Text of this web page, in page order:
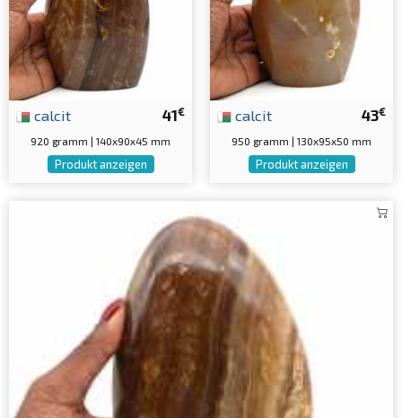
41€
calcit
920 gramm | 140x90x45 mm
Produkt anzeigen
43€
calcit
950 gramm | 130x95x50 mm
Produkt anzeigen